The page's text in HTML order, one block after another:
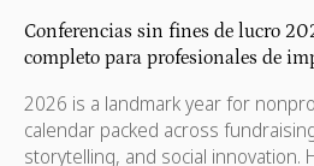
Conferencias sin fines de lucro
completo para profesionales de
2026 is a landmark year for
calendar packed across
storytelling, and social innovation.